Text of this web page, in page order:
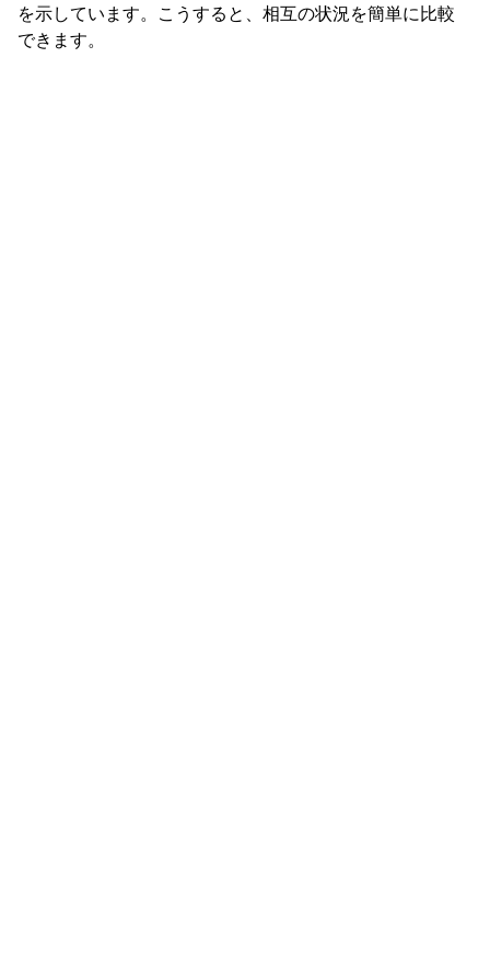
を示しています。こうすると、相互の状況を簡単に比較
できます。